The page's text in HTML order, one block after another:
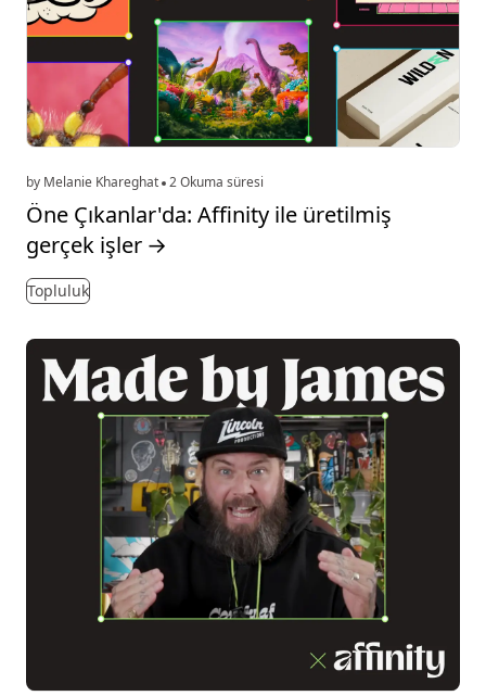
by Melanie Khareghat 2 Okuma süresi
Öne Çıkanlar'da: Affinity ile üretilmiş
gerçek işler →
Topluluk